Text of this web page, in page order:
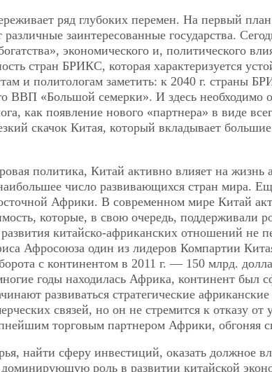
ряд глубоких перемен. На первый
заинтересованные государства.
экономического и, политического
стран БРИКС, которая характеризуется
и политологам заметить: к 2040 г. страны
ВВП «Большой семерки». И здесь необходимо
как появление нового «партнера» в виде
скачок Китая, который вкладывает
политика, Китай активно влияет на жизнь
число развивающихся стран мира.
Африки. В современном мире Китай
которые, в свою очередь, поддерживали
развития китайско-африканских отношений
Афросоюза один из лидеров Компартии
с континентом в 2011 г. — 150 млрд.
годы находилась Африка, континент был
развиваться стратегические
связей, но он не стремится к отказу от
торговым партнером Африки, обгоняя
найти сферу инвестиций, оказать должное
доминирующую роль в развитии китайской